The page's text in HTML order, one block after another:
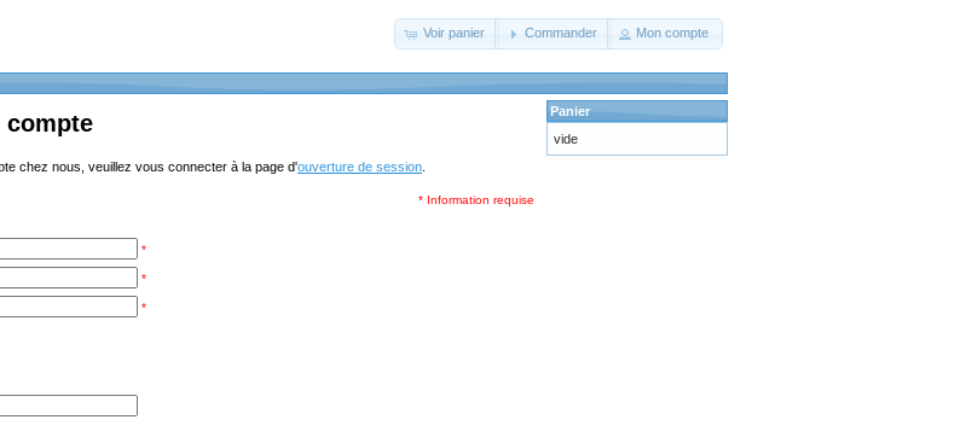
Voir panier Commander Mon compte
compte
chez nous, veuillez vous connecter à la page d'ouverture de session
* Information requise
*
*
*
Panier
vide